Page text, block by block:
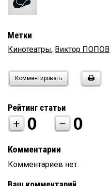
Метки
Кинотеатры, Виктор ПОПОВ
Комментировать
Рейтинг статьи
0 0
Комментарии
Комментариев нет.